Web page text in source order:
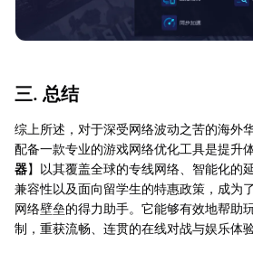
三. 总结
综上所述，对于深受网络波动之苦的海外
配备一款专业的游戏网络优化工具是提升
器】以其覆盖全球的专线网络、智能化的
兼容性以及面向留学生的特惠政策，成为
网络壁垒的得力助手。它能够有效地帮助
制，重获流畅、连贯的在线对战与娱乐体验